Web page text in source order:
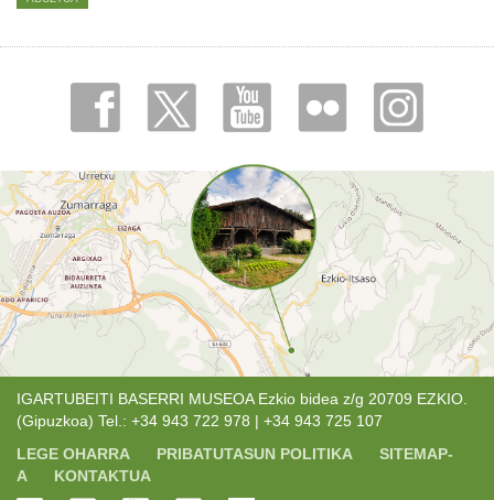
IGARTUBEITI BASERRI MUSEOA Ezkio bidea z/g 20709 EZKIO.
(Gipuzkoa) Tel.: +34 943 722 978 | +34 943 725 107
LEGE OHARRA
PRIBATUTASUN POLITIKA
SITEMAP-
A
KONTAKTUA